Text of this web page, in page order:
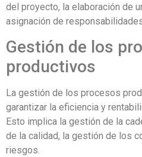
del proyecto, la elaboración de
asignación de
Gestión de los
productivos
La gestión de los procesos
garantizar la eficiencia y
Esto implica la gestión de la
de la calidad, la gestión de los
riesgos.